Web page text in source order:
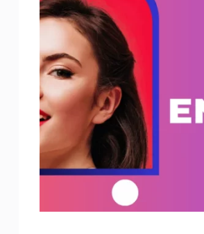
Rimozione gratuita dello sfondo
Immagini di pulizia
Miglioratore di foto
Immagine Ricopyright